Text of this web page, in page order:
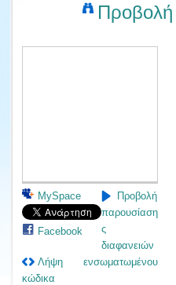
MySpace
Facebook
Προβολή
παρουσίαση
ς
διαφανειών
Λήψη ενσωματωμένου
κώδικα